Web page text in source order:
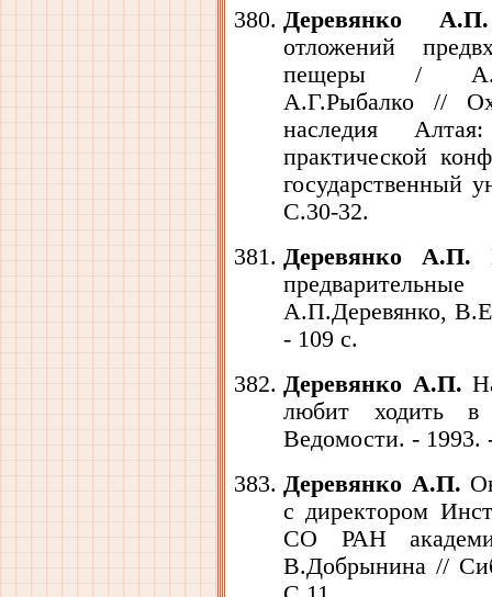
Деревянко А.П.
отложений
пещеры /
А.Г.Рыбалко //
наследия
практической
государственный
С.30-32.
Деревянко А.П.
А.П.Деревянко,
- 109 с.
Деревянко А.П.
любит ходить
Ведомости. - 1993.
Деревянко А.П.
с директором
СО РАН
В.Добрынина //